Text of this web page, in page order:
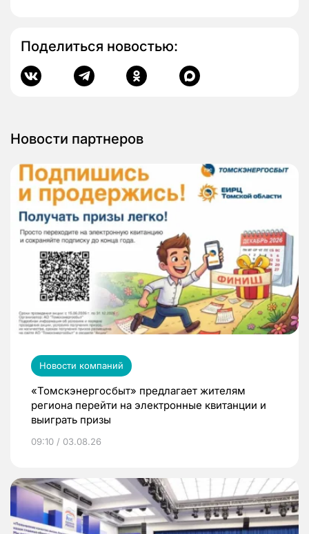
Поделиться новостью:
Новости партнеров
Новости компаний
«Томскэнергосбыт» предлагает жителям
региона перейти на электронные квитанции и
выиграть призы
09:10 / 03.08.26